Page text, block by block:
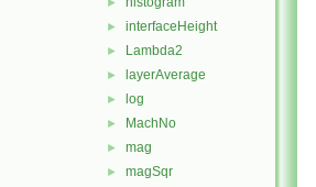
► interfaceHeight
► Lambda2
► layerAverage
► log
► MachNo
► mag
► magSqr